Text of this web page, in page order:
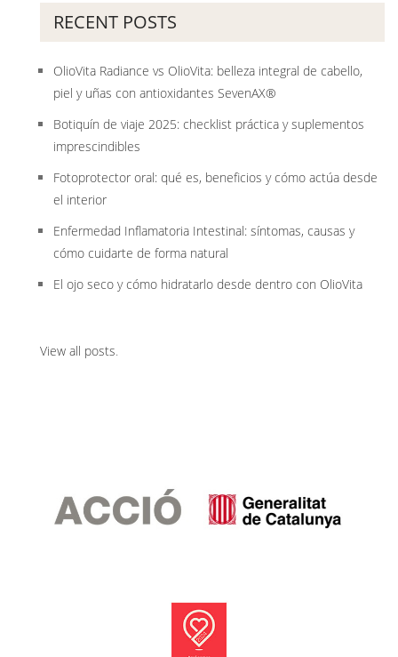
RECENT POSTS
OlioVita Radiance vs OlioVita: belleza integral de cabello,
piel y uñas con antioxidantes SevenAX®
Botiquín de viaje 2025: checklist práctica y suplementos
imprescindibles
Fotoprotector oral: qué es, beneficios y cómo actúa desde
el interior
Enfermedad Inflamatoria Intestinal: síntomas, causas y
cómo cuidarte de forma natural
El ojo seco y cómo hidratarlo desde dentro con OlioVita
View all posts.